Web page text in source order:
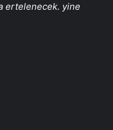
ertelenecek. yine